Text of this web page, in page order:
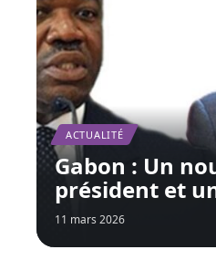
ACTUALITÉ
Gabon : Un
président et
11 mars 2026